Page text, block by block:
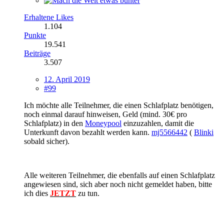
Erhaltene Likes
1.104
Punkte
19.541
Beiträge
3.507
12. April 2019
#99
Ich möchte alle Teilnehmer, die einen Schlafplatz benötigen,
noch einmal darauf hinweisen, Geld (mind. 30€ pro
Schlafplatz) in den Moneypool einzuzahlen, damit die
Unterkunft davon bezahlt werden kann. mj5566442 ( Blinki
sobald sicher).
Alle weiteren Teilnehmer, die ebenfalls auf einen Schlafplatz
angewiesen sind, sich aber noch nicht gemeldet haben, bitte
ich dies JETZT zu tun.